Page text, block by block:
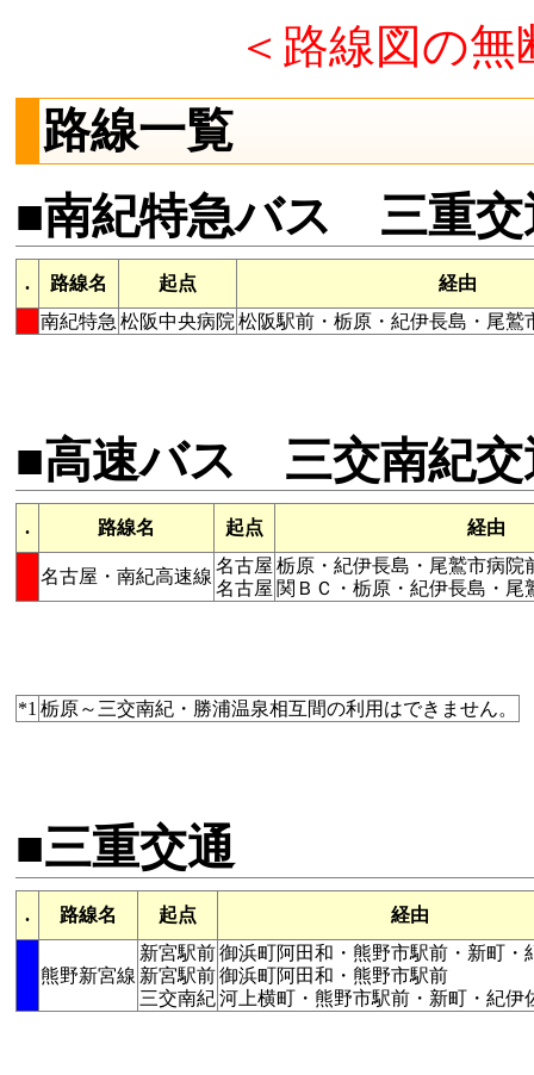
＜路線図の
路線一覧
■南紀特急バス 三重交
. 路線名 起点
経由
南紀特急 松阪中央病院 松阪駅前・栃原・紀伊長島・尾鷲
■高速バス 三交南紀交
. 路線名 起点 経由
名古屋・南紀高速線
名古屋
名古屋
栃原・紀伊長島・尾鷲市病院
関ＢＣ・栃原・紀伊長島・尾
*1 栃原～三交南紀・勝浦温泉相互間の利用はできません。
■三重交通
. 路線名 起点 経由
熊野新宮線
新宮駅前
新宮駅前
三交南紀
御浜町阿田和・熊野市駅前・新町・
御浜町阿田和・熊野市駅前
河上横町・熊野市駅前・新町・紀伊